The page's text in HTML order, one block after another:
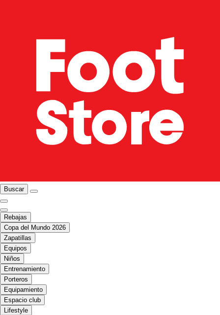
Buscar
Rebajas
Copa del Mundo 2026
Zapatillas
Equipos
Niños
Entrenamiento
Porteros
Equipamiento
Espacio club
Lifestyle